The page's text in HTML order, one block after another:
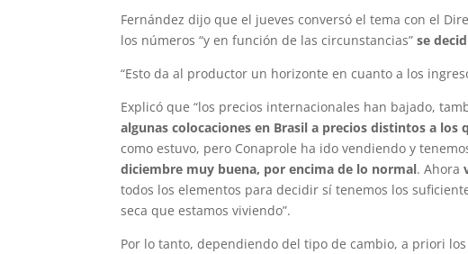
Fernández dijo que el jueves conversó el tema con el
los números “y en función de las circunstancias”se
“Esto da al productor un horizonte en cuanto a los
Explicó que “los precios internacionales han bajado,
algunas colocaciones en Brasil a precios distintos a los
como estuvo, pero Conaprole ha ido vendiendo y
diciembre muy buena, por encima de lo normal. Ahora
todos los elementos para decidir sí tenemos los
seca que estamos viviendo”.
Por lo tanto, dependiendo del tipo de cambio, a priori